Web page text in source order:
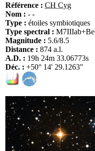
Référence : CH Cyg
Nom : - -
Type : étoiles symbiotiques
Type spectral : M7IIIab+Be
Magnitude : 5.6/8.5
Distance : 874 a.l.
A.D. : 19h 24m 33.06773s
Déc. : +50° 14' 29.1263"